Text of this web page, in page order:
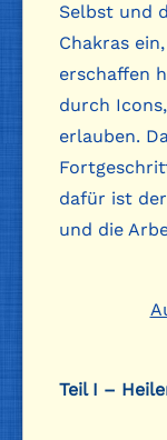
Selbst und
Chakras
erschaffen
durch
erlauben.
dafür ist der
und die
Teil I –